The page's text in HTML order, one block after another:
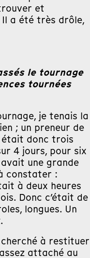
et
a été très drôle,
le tournage
tournées
je tenais la
; un preneur de
était donc trois
4 jours, pour six
une grande
constater :
à deux heures
Donc c’était de
longues. Un
à restituer
attaché au